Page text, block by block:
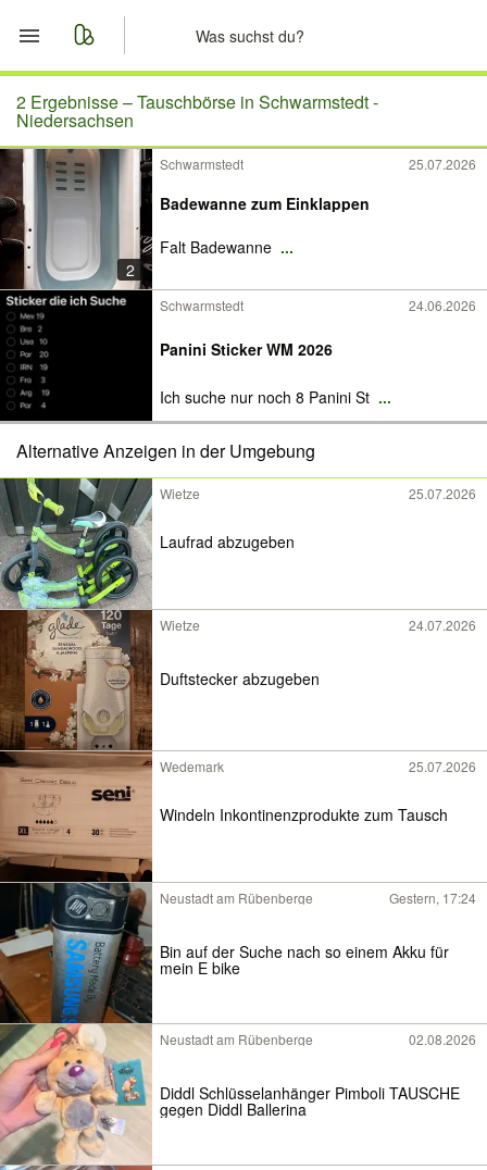
Start
Merkliste
Nachrichten
Anzeige aufgeben
2 Ergebnisse –Tauschbörse in Schwarmstedt -
Niedersachsen
2
Schwarmstedt 25.07.2026
Badewanne zum Einklappen
Falt Badewanne ...
Schwarmstedt 24.06.2026
Panini Sticker WM 2026
Ich suche nur noch 8 Panini St ...
Alternative Anzeigen in der Umgebung
Wietze 25.07.2026
Laufrad abzugeben
Wietze 24.07.2026
Duftstecker abzugeben
Wedemark 25.07.2026
Windeln Inkontinenzprodukte zum Tausch
Neustadt am Rübenberge Gestern, 17:24
Bin auf der Suche nach so einem Akku für
mein E bike
Neustadt am Rübenberge 02.08.2026
Diddl Schlüsselanhänger Pimboli TAUSCHE
gegen Diddl Ballerina